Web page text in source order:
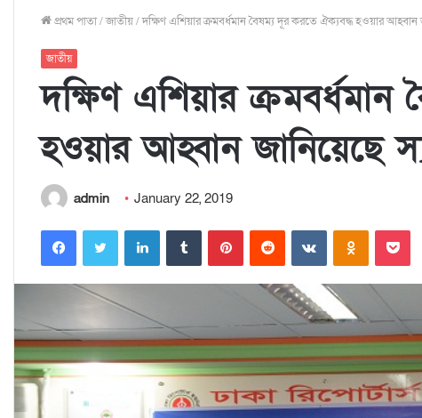
প্রথম পাতা/জাতীয়/দক্ষিণ এশিয়ার ক্রমবর্ধমান বৈষম্য দূর করতে ঐক্যবদ্ধ হওয়ার আহ্বান
জাতীয়
দক্ষিণ এশিয়ার
হওয়ার আহ্বান জানিয়েছে
admin January 22, 2019